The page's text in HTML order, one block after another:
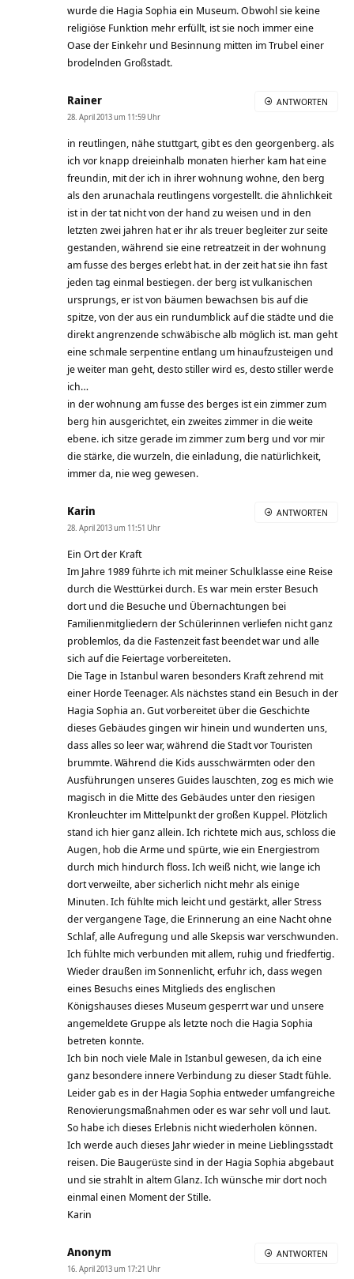
wurde die Hagia Sophia ein Museum. Obwohl sie keine
religiöse Funktion mehr erfüllt, ist sie noch immer eine
Oase der Einkehr und Besinnung mitten im Trubel einer
brodelnden Großstadt.
Rainer
28. April 2013 um 11:59 Uhr
in reutlingen, nähe stuttgart, gibt es den georgenberg. als
ich vor knapp dreieinhalb monaten hierher kam hat eine
freundin, mit der ich in ihrer wohnung wohne, den berg
als den arunachala reutlingens vorgestellt. die ähnlichkeit
ist in der tat nicht von der hand zu weisen und in den
letzten zwei jahren hat er ihr als treuer begleiter zur seite
gestanden, während sie eine retreatzeit in der wohnung
am fusse des berges erlebt hat. in der zeit hat sie ihn fast
jeden tag einmal bestiegen. der berg ist vulkanischen
ursprungs, er ist von bäumen bewachsen bis auf die
spitze, von der aus ein rundumblick auf die städte und die
direkt angrenzende schwäbische alb möglich ist. man geht
eine schmale serpentine entlang um hinaufzusteigen und
je weiter man geht, desto stiller wird es, desto stiller werde
ich…
in der wohnung am fusse des berges ist ein zimmer zum
berg hin ausgerichtet, ein zweites zimmer in die weite
ebene. ich sitze gerade im zimmer zum berg und vor mir
die stärke, die wurzeln, die einladung, die natürlichkeit,
immer da, nie weg gewesen.
ANTWORTEN
Karin
28. April 2013 um 11:51 Uhr
Ein Ort der Kraft
Im Jahre 1989 führte ich mit meiner Schulklasse eine Reise
durch die Westtürkei durch. Es war mein erster Besuch
dort und die Besuche und Übernachtungen bei
Familienmitgliedern der Schülerinnen verliefen nicht ganz
problemlos, da die Fastenzeit fast beendet war und alle
sich auf die Feiertage vorbereiteten.
Die Tage in Istanbul waren besonders Kraft zehrend mit
einer Horde Teenager. Als nächstes stand ein Besuch in der
Hagia Sophia an. Gut vorbereitet über die Geschichte
dieses Gebäudes gingen wir hinein und wunderten uns,
dass alles so leer war, während die Stadt vor Touristen
brummte. Während die Kids ausschwärmten oder den
Ausführungen unseres Guides lauschten, zog es mich wie
magisch in die Mitte des Gebäudes unter den riesigen
Kronleuchter im Mittelpunkt der großen Kuppel. Plötzlich
stand ich hier ganz allein. Ich richtete mich aus, schloss die
Augen, hob die Arme und spürte, wie ein Energiestrom
durch mich hindurch floss. Ich weiß nicht, wie lange ich
dort verweilte, aber sicherlich nicht mehr als einige
Minuten. Ich fühlte mich leicht und gestärkt, aller Stress
der vergangene Tage, die Erinnerung an eine Nacht ohne
Schlaf, alle Aufregung und alle Skepsis war verschwunden.
Ich fühlte mich verbunden mit allem, ruhig und friedfertig.
Wieder draußen im Sonnenlicht, erfuhr ich, dass wegen
eines Besuchs eines Mitglieds des englischen
Königshauses dieses Museum gesperrt war und unsere
angemeldete Gruppe als letzte noch die Hagia Sophia
betreten konnte.
Ich bin noch viele Male in Istanbul gewesen, da ich eine
ganz besondere innere Verbindung zu dieser Stadt fühle.
Leider gab es in der Hagia Sophia entweder umfangreiche
Renovierungsmaßnahmen oder es war sehr voll und laut.
So habe ich dieses Erlebnis nicht wiederholen können.
Ich werde auch dieses Jahr wieder in meine Lieblingsstadt
reisen. Die Baugerüste sind in der Hagia Sophia abgebaut
und sie strahlt in altem Glanz. Ich wünsche mir dort noch
einmal einen Moment der Stille.
Karin
ANTWORTEN
Anonym
16. April 2013 um 17:21 Uhr
ANTWORTEN